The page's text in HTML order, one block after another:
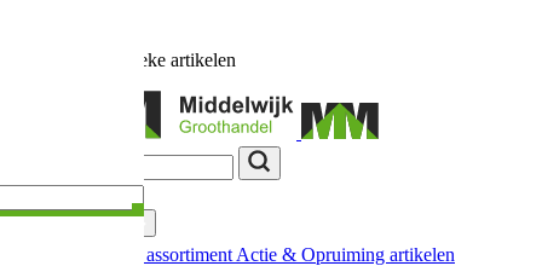
unieke artikelen
Nieuw in ons assortiment Actie & Opruiming artikelen